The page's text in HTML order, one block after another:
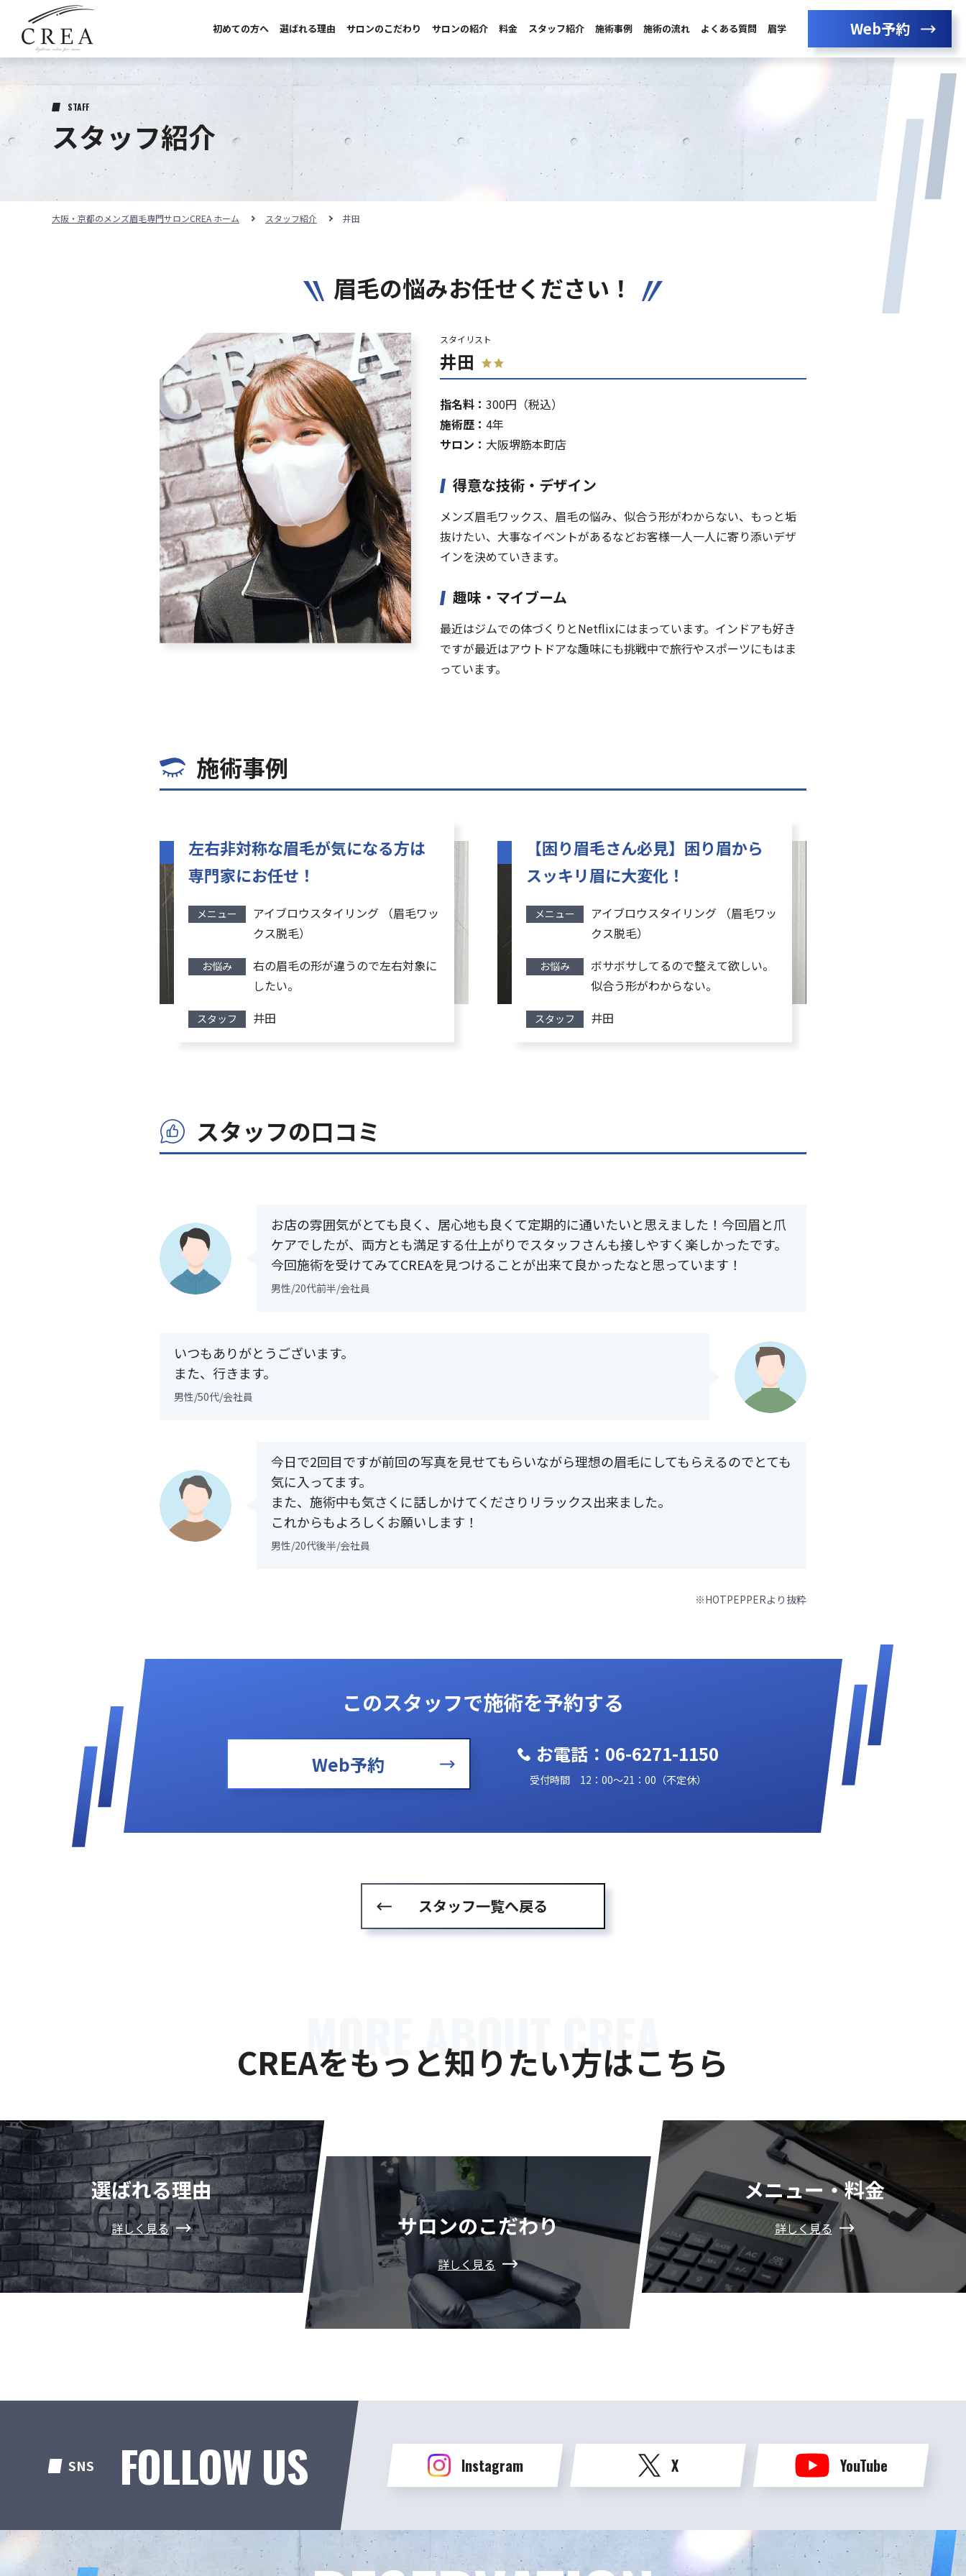
初めての方へ 選ばれる理由 サロンのこだわり サロンの紹介 料金 スタッフ紹介 施術事例 施術の流れ よくある質問 眉学 Web予約
初めての方へ
選ばれる理由
サロンのこだわり
サロンの紹介
料金メニュー
Web予約
STAFF
スタッフ紹介
大阪・京都のメンズ眉毛専門サロンCREA ホーム スタッフ紹介 井田
眉毛の悩みお任せください！
スタイリスト
井田
指名料： 300円（税込）
施術歴： 4年
サロン： 大阪堺筋本町店
得意な技術・デザイン
メンズ眉毛ワックス、眉毛の悩み、似合う形がわからない、もっと垢
抜けたい、大事なイベントがあるなどお客様一人一人に寄り添いデザ
インを決めていきます。
趣味・マイブーム
最近はジムでの体づくりとNetflixにはまっています。インドアも好き
ですが最近はアウトドアな趣味にも挑戦中で旅行やスポーツにもはま
っています。
施術事例
左右非対称な眉毛が気になる方は
専門家にお任せ！
メニュー
アイブロウスタイリング （眉毛ワッ
クス脱毛）
お悩み
右の眉毛の形が違うので左右対象に
したい。
スタッフ 井田
【困り眉毛さん必見】困り眉から
スッキリ眉に大変化！
メニュー
アイブロウスタイリング （眉毛ワッ
クス脱毛）
お悩み
ボサボサしてるので整えて欲しい。
似合う形がわからない。
スタッフ 井田
スタッフの口コミ
お店の雰囲気がとても良く、居心地も良くて定期的に通いたいと思えました！今回眉と爪
ケアでしたが、両方とも満足する仕上がりでスタッフさんも接しやすく楽しかったです。
今回施術を受けてみてCREAを見つけることが出来て良かったなと思っています！
男性/20代前半/会社員
いつもありがとうございます。
また、行きます。
男性/50代/会社員
今日で2回目ですが前回の写真を見せてもらいながら理想の眉毛にしてもらえるのでとても
気に入ってます。
また、施術中も気さくに話しかけてくださりリラックス出来ました。
これからもよろしくお願いします！
男性/20代後半/会社員
※HOTPEPPERより抜粋
このスタッフで施術を予約する
Web予約 お電話：06-6271-1150
受付時間 12：00～21：00（不定休）
スタッフ一覧へ戻る
MORE ABOUT CREA
CREAをもっと知りたい方はこちら
選ばれる理由
詳しく見る サロンのこだわり
詳しく見る
メニュー・料金
詳しく見る
SNS FOLLOW US Instagram X YouTube